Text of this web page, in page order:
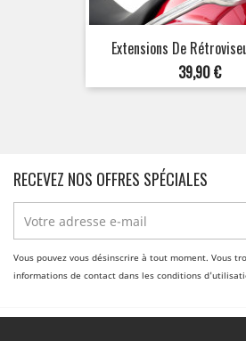
Extensions De
Prix
39,90 €
RECEVEZ NOS OFFRES SPÉCIALES
Vous pouvez vous désinscrire à tout moment. Vous
informations de contact dans les conditions